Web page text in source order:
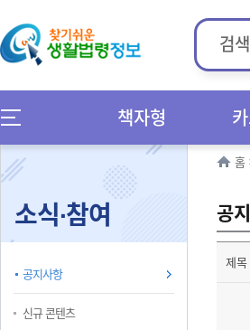
책자형
소식∙참여
공지사항
신규 콘텐츠
홈
공
제목